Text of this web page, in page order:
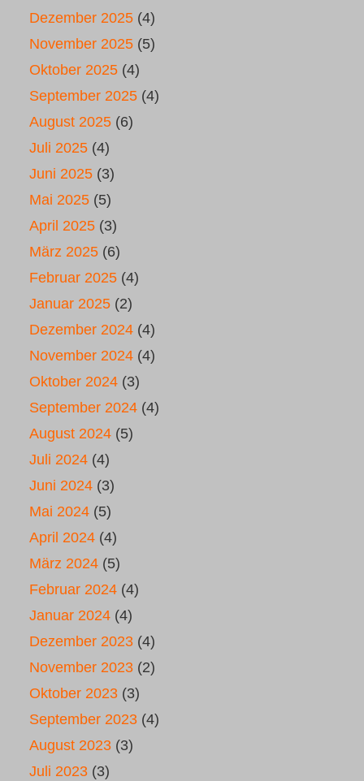
Dezember 2025 (4)
November 2025 (5)
Oktober 2025 (4)
September 2025 (4)
August 2025 (6)
Juli 2025 (4)
Juni 2025 (3)
Mai 2025 (5)
April 2025 (3)
März 2025 (6)
Februar 2025 (4)
Januar 2025 (2)
Dezember 2024 (4)
November 2024 (4)
Oktober 2024 (3)
September 2024 (4)
August 2024 (5)
Juli 2024 (4)
Juni 2024 (3)
Mai 2024 (5)
April 2024 (4)
März 2024 (5)
Februar 2024 (4)
Januar 2024 (4)
Dezember 2023 (4)
November 2023 (2)
Oktober 2023 (3)
September 2023 (4)
August 2023 (3)
Juli 2023 (3)